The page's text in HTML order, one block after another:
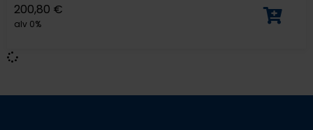
200,80 €
alv 0%